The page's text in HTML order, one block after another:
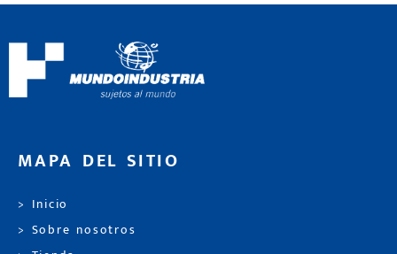
MAPA DEL SITIO
> Inicio
> Sobre nosotros